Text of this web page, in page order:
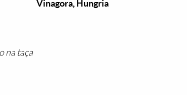
Vinagora, Hungria
na taça